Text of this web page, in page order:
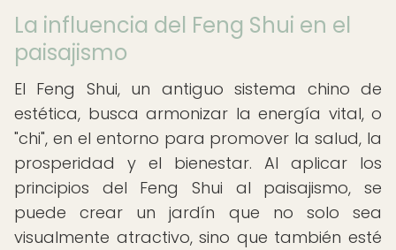
La influencia del Feng Shui en el
paisajismo
El Feng Shui, un antiguo sistema chino de
estética, busca armonizar la energía vital, o
"chi", en el entorno para promover la salud, la
prosperidad y el bienestar. Al aplicar los
principios del Feng Shui al paisajismo, se
puede crear un jardín que no solo sea
visualmente atractivo, sino que también esté